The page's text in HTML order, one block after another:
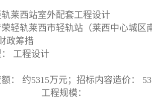
莱西站室外配套工程设计
轻轨莱西市轻轨站（莱西中心城区
： 财政筹措
工程设计
别：
： 约5315万元；招标内容造价：
： 工程规模：